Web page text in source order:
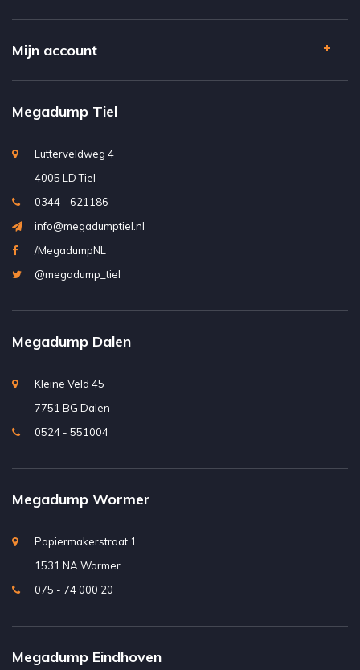
Mijn account
Megadump Tiel
Lutterveldweg 4
4005 LD Tiel
0344 - 621186
info@megadumptiel.nl
/MegadumpNL
@megadump_tiel
Megadump Dalen
Kleine Veld 45
7751 BG Dalen
0524 - 551004
Megadump Wormer
Papiermakerstraat 1
1531 NA Wormer
075 - 74 000 20
Megadump Eindhoven